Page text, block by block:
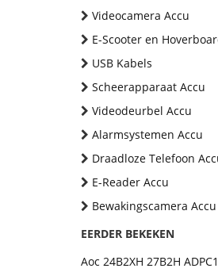
Videocamera Accu
E-Scooter en
USB Kabels
Scheerapparaat Accu
Videodeurbel Accu
Alarmsystemen Accu
Draadloze Telefoon
E-Reader Accu
Bewakingscamera Accu
EERDER BEKEKEN
Aoc 24B2XH 27B2H